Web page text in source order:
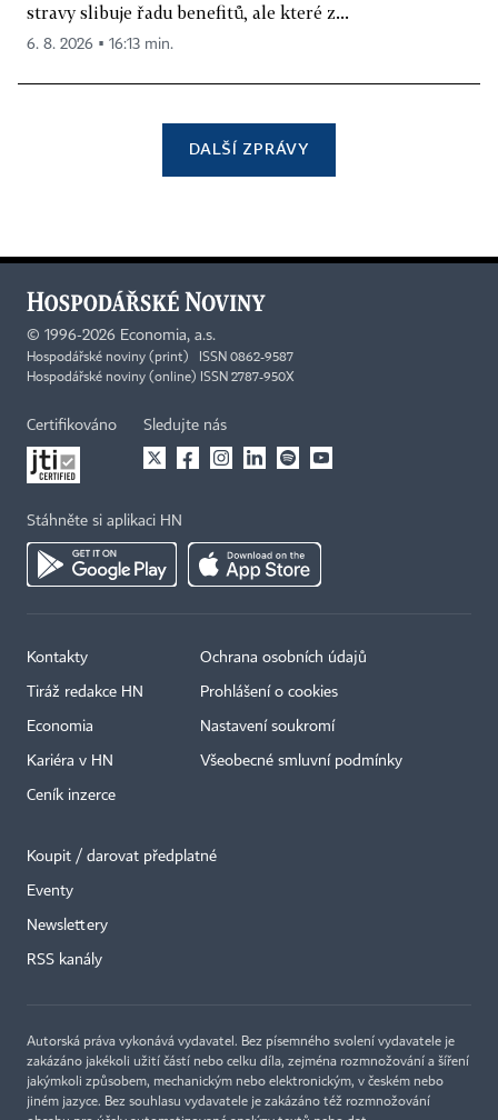
stravy slibuje řadu benefitů, ale které z...
6. 8. 2026 ▪ 16:13 min.
DALŠÍ ZPRÁVY
© 1996-2026 Economia, a.s.
Hospodářské noviny (print) ISSN 0862-9587
Hospodářské noviny (online) ISSN 2787-950X
Certifikováno Sledujte nás
Stáhněte si aplikaci HN
Kontakty
Tiráž redakce HN
Economia
Kariéra v HN
Ceník inzerce
Ochrana osobních údajů
Prohlášení o cookies
Nastavení soukromí
Všeobecné smluvní podmínky
Koupit / darovat předplatné
Eventy
Newslettery
RSS kanály
Autorská práva vykonává vydavatel. Bez písemného svolení vydavatele je
zakázáno jakékoli užití částí nebo celku díla, zejména rozmnožování a šíření
jakýmkoli způsobem, mechanickým nebo elektronickým, v českém nebo
jiném jazyce. Bez souhlasu vydavatele je zakázáno též rozmnožování